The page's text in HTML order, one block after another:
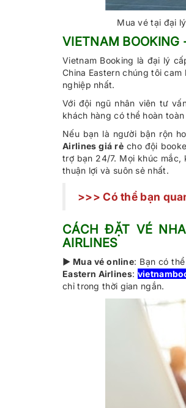
Mua vé tại đại
VIETNAM BOOKING
Vietnam Booking là đại lý
China Eastern chúng tôi
nghiệp nhất.
Với đội ngũ nhân viên tư
khách hàng có thể hoàn
Nếu bạn là người bận rộn
Airlines giá rẻcho đội
trợ bạn 24/7. Mọi khúc mắc,
thuận lợi và suôn sẻ nhất.
>>> Có thể bạn
CÁCH ĐẶT VÉ
AIRLINES
► Mua vé online: Bạn có
Eastern Airlines:
chỉ trong thời gian ngắn.